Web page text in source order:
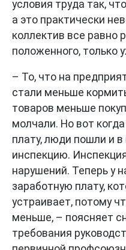
условия труда так,
а это практически
коллектив все равно
положенного, только
– То, что на
стали меньше
товаров меньше
молчали. Но вот
плату, люди пошли и в
инспекцию.
нарушений. Теперь у
заработную плату,
устраивает, потому
меньше, – поясняет
требования